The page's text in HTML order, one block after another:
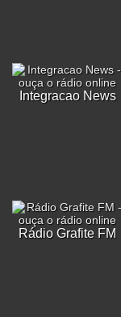
Integracao News
Rádio Grafite FM